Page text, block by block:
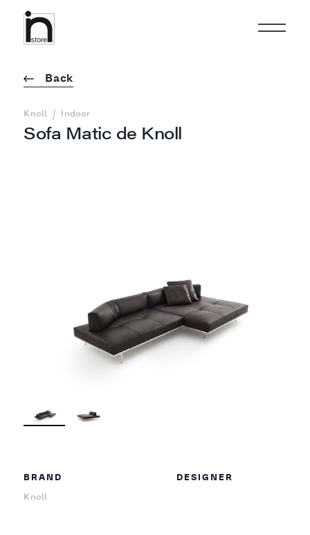
Sofa Matic de Knoll
Back
Knoll / Indoor
BRAND
Knoll
DESIGNER